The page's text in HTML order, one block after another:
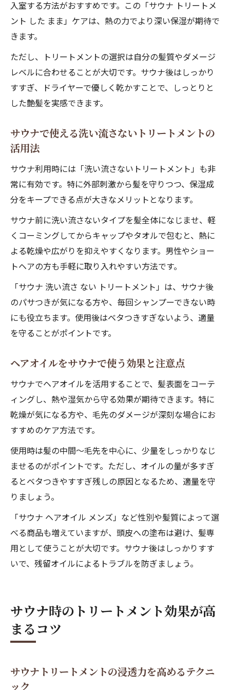
入室する方法がおすすめです。この「サウナ トリートメ
ント した まま」ケアは、熱の力でより深い保湿が期待で
きます。
ただし、トリートメントの選択は自分の髪質やダメージ
レベルに合わせることが大切です。サウナ後はしっかり
すすぎ、ドライヤーで優しく乾かすことで、しっとりと
した艶髪を実感できます。
サウナで使える洗い流さないトリートメントの
活用法
サウナ利用時には「洗い流さないトリートメント」も非
常に有効です。特に外部刺激から髪を守りつつ、保湿成
分をキープできる点が大きなメリットとなります。
サウナ前に洗い流さないタイプを髪全体になじませ、軽
くコーミングしてからキャップやタオルで包むと、熱に
よる乾燥や広がりを抑えやすくなります。男性やショー
トヘアの方も手軽に取り入れやすい方法です。
「サウナ 洗い流さ ない トリートメント」は、サウナ後
のパサつきが気になる方や、毎回シャンプーできない時
にも役立ちます。使用後はベタつきすぎないよう、適量
を守ることがポイントです。
ヘアオイルをサウナで使う効果と注意点
サウナでヘアオイルを活用することで、髪表面をコーテ
ィングし、熱や湿気から守る効果が期待できます。特に
乾燥が気になる方や、毛先のダメージが深刻な場合にお
すすめのケア方法です。
使用時は髪の中間〜毛先を中心に、少量をしっかりなじ
ませるのがポイントです。ただし、オイルの量が多すぎ
るとベタつきやすすぎ残しの原因となるため、適量を守
りましょう。
「サウナ ヘアオイル メンズ」など性別や髪質によって選
べる商品も増えていますが、頭皮への塗布は避け、髪専
用として使うことが大切です。サウナ後はしっかりすす
いで、残留オイルによるトラブルを防ぎましょう。
サウナ時のトリートメント効果が高
まるコツ
サウナトリートメントの浸透力を高めるテクニ
ック